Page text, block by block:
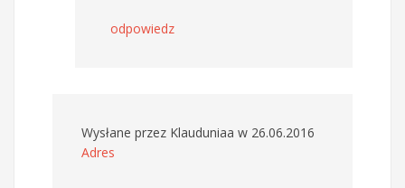
odpowiedz
Wysłane przez Klauduniaa w 26.06.2016
Adres